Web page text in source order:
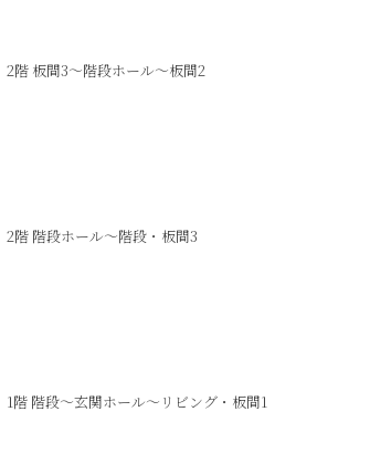
2階 板間3～階段ホール～板間2
2階 階段ホール～階段・板間3
1階 階段～玄関ホール～リビング・板間1